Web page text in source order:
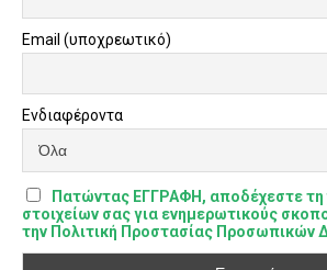
Email (υποχρεωτικό)
Ενδιαφέροντα
Πατώντας ΕΓΓΡΑΦΗ, αποδέχεστε τη
στοιχείων σας για ενημερωτικούς
την Πολιτική Προστασίας Προσωπικών